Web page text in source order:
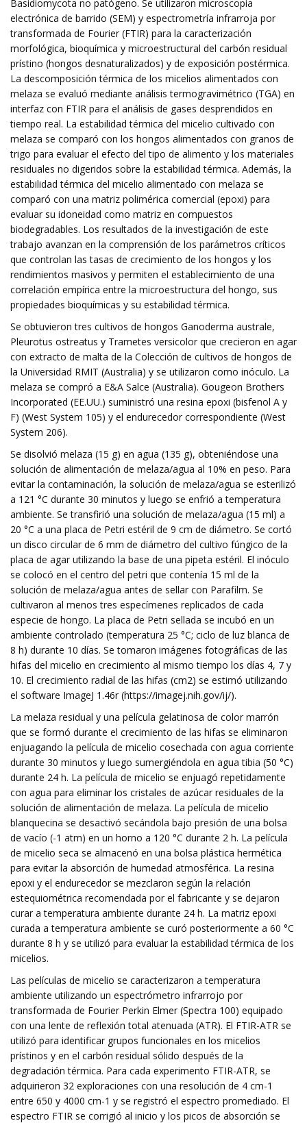
Basidiomycota no patógeno. Se utilizaron microscopía
electrónica de barrido (SEM) y espectrometría infrarroja por
transformada de Fourier (FTIR) para la caracterización
morfológica, bioquímica y microestructural del carbón residual
prístino (hongos desnaturalizados) y de exposición postérmica.
La descomposición térmica de los micelios alimentados con
melaza se evaluó mediante análisis termogravimétrico (TGA) en
interfaz con FTIR para el análisis de gases desprendidos en
tiempo real. La estabilidad térmica del micelio cultivado con
melaza se comparó con los hongos alimentados con granos de
trigo para evaluar el efecto del tipo de alimento y los materiales
residuales no digeridos sobre la estabilidad térmica. Además, la
estabilidad térmica del micelio alimentado con melaza se
comparó con una matriz polimérica comercial (epoxi) para
evaluar su idoneidad como matriz en compuestos
biodegradables. Los resultados de la investigación de este
trabajo avanzan en la comprensión de los parámetros críticos
que controlan las tasas de crecimiento de los hongos y los
rendimientos masivos y permiten el establecimiento de una
correlación empírica entre la microestructura del hongo, sus
propiedades bioquímicas y su estabilidad térmica.
Se obtuvieron tres cultivos de hongos Ganoderma australe,
Pleurotus ostreatus y Trametes versicolor que crecieron en agar
con extracto de malta de la Colección de cultivos de hongos de
la Universidad RMIT (Australia) y se utilizaron como inóculo. La
melaza se compró a E&A Salce (Australia). Gougeon Brothers
Incorporated (EE.UU.) suministró una resina epoxi (bisfenol A y
F) (West System 105) y el endurecedor correspondiente (West
System 206).
Se disolvió melaza (15 g) en agua (135 g), obteniéndose una
solución de alimentación de melaza/agua al 10% en peso. Para
evitar la contaminación, la solución de melaza/agua se esterilizó
a 121 °C durante 30 minutos y luego se enfrió a temperatura
ambiente. Se transfirió una solución de melaza/agua (15 ml) a
20 °C a una placa de Petri estéril de 9 cm de diámetro. Se cortó
un disco circular de 6 mm de diámetro del cultivo fúngico de la
placa de agar utilizando la base de una pipeta estéril. El inóculo
se colocó en el centro del petri que contenía 15 ml de la
solución de melaza/agua antes de sellar con Parafilm. Se
cultivaron al menos tres especímenes replicados de cada
especie de hongo. La placa de Petri sellada se incubó en un
ambiente controlado (temperatura 25 °C; ciclo de luz blanca de
8 h) durante 10 días. Se tomaron imágenes fotográficas de las
hifas del micelio en crecimiento al mismo tiempo los días 4, 7 y
10. El crecimiento radial de las hifas (cm2) se estimó utilizando
el software ImageJ 1.46r (https://imagej.nih.gov/ij/).
La melaza residual y una película gelatinosa de color marrón
que se formó durante el crecimiento de las hifas se eliminaron
enjuagando la película de micelio cosechada con agua corriente
durante 30 minutos y luego sumergiéndola en agua tibia (50 °C)
durante 24 h. La película de micelio se enjuagó repetidamente
con agua para eliminar los cristales de azúcar residuales de la
solución de alimentación de melaza. La película de micelio
blanquecina se desactivó secándola bajo presión de una bolsa
de vacío (-1 atm) en un horno a 120 °C durante 2 h. La película
de micelio seca se almacenó en una bolsa plástica hermética
para evitar la absorción de humedad atmosférica. La resina
epoxi y el endurecedor se mezclaron según la relación
estequiométrica recomendada por el fabricante y se dejaron
curar a temperatura ambiente durante 24 h. La matriz epoxi
curada a temperatura ambiente se curó posteriormente a 60 °C
durante 8 h y se utilizó para evaluar la estabilidad térmica de los
micelios.
Las películas de micelio se caracterizaron a temperatura
ambiente utilizando un espectrómetro infrarrojo por
transformada de Fourier Perkin Elmer (Spectra 100) equipado
con una lente de reflexión total atenuada (ATR). El FTIR-ATR se
utilizó para identificar grupos funcionales en los micelios
prístinos y en el carbón residual sólido después de la
degradación térmica. Para cada experimento FTIR-ATR, se
adquirieron 32 exploraciones con una resolución de 4 cm-1
entre 650 y 4000 cm-1 y se registró el espectro promediado. El
espectro FTIR se corrigió al inicio y los picos de absorción se